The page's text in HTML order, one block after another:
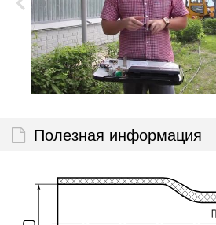
Полезная информация